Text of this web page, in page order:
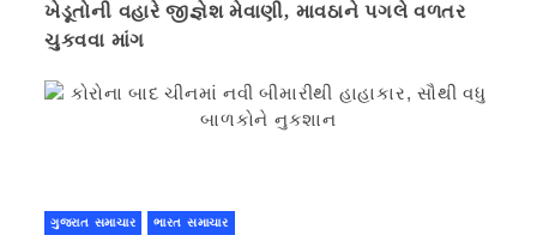
ખેડૂતોની વહારે જીજ્ઞેશ મેવાણી, માવઠાને પગલે વળતર
ચુકવવા માંગ
ગુજરાત સમાચાર ભારત સમાચાર